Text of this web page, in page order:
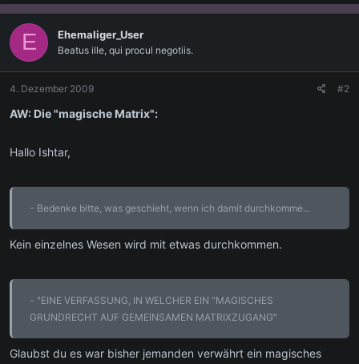
E Ehemaliger_User
Beatus ille, qui procul negotiis.
4. Dezember 2009 #2
AW: Die "magische Matrix":
Hallo Ishtar,
- Bedenke bitte, was geschieht, wenn ich damit durchkomme...
Kein einzelnes Wesen wird mit etwas durchkommen.
- "EINE VERFASSUNG, IN WELCHER EIN "MAGISCHES
GRUNDRECHT AUF GEMEINSAMEN MATRIXZUGANG"
Glaubst du es war bisher jemanden verwährt ein magisches